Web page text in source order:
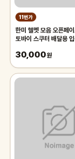
11번가
한미 헬멧 모음 오픈페
토바이 스쿠터 배달용
30,000원